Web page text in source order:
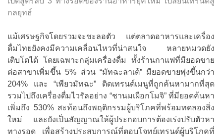
กลยุทธ์
แม้เศรษฐกิจโดยรวมจะชะลอตัว แต่ตลาดอาหารและเครื่อง
ดื่มไทยยังคงมีความเคลื่อนไหวที่น่าสนใจ หลายหมวดยัง
เติบโตได้ โดยเฉพาะกลุ่มเครื่องดื่ม ทั้งร้านกาแฟที่มียอดขาย
ต่อสาขาเพิ่มขึ้น 5% ส่วน “มัทฉะลาเต้” มียอดขายพุ่งขึ้นกว่า
204% และ “เพียวมัทฉะ” ติดเทรนด์เมนูที่ถูกค้นหามากที่สุด
รวมไปถึงเครื่องดื่มไวรัลอย่าง “ชานมเผือกโมจิ” ที่มียอดค้นหา
เพิ่มถึง 530% สะท้อนถึงพฤติกรรมผู้บริโภคที่พร้อมทดลองสิ่ง
ใหม่ และยังเป็นสัญญาณให้ผู้ประกอบการต้องเร่งปรับตัวหา
ทางรอด เพื่อสร้างประสบการณ์ที่ตอบโจทย์เทรนด์ผู้บริโภคที่